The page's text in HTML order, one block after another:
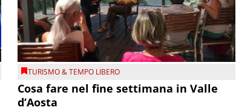
TURISMO & TEMPO LIBERO
Cosa fare nel fine settimana in Valle
d’Aosta